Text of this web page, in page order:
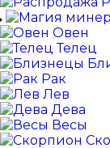
Овен
Телец
Рак
Лев
Дева
Весы